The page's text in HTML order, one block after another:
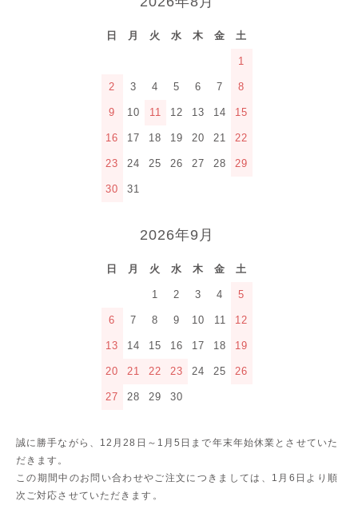
日 月 火 水 木 金 土
1
2 3 4 5 6 7 8
9 10 11 12 13 14 15
16 17 18 19 20 21 22
23 24 25 26 27 28 29
30 31
2026年9月
日 月 火 水 木 金 土
1 2 3 4 5
6 7 8 9 10 11 12
13 14 15 16 17 18 19
20 21 22 23 24 25 26
27 28 29 30
誠に勝手ながら、12月28日～1月5日まで年末年始休業とさせていた
だきます。
この期間中のお問い合わせやご注文につきましては、1月6日より順
次ご対応させていただきます。